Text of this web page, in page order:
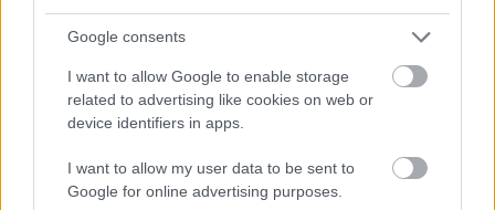
Google consents
I want to allow Google to enable storage
related to advertising like cookies on web or
device identifiers in apps.
I want to allow my user data to be sent to
Google for online advertising purposes.